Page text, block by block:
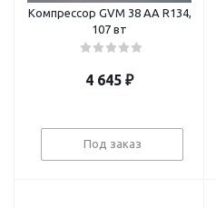
Компрессор GVM 38 AA R134,
107 вт
4 645 ₽
Под заказ